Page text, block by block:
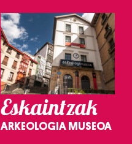
Eskaintzak
ARKEOLOGIA MUSEOA